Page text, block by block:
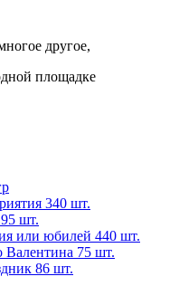
другое,
площадке
340 шт.
шт.
или юбилей 440 шт.
Валентина 75 шт.
86 шт.